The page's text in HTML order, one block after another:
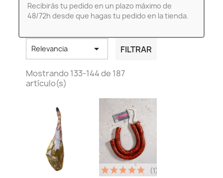
Recibirás tu pedido en un plazo máximo de
48/72h desde que hagas tu pedido en la tienda.
Relevancia  FILTRAR
Mostrando 133-144 de 187
artículo(s)
(1)